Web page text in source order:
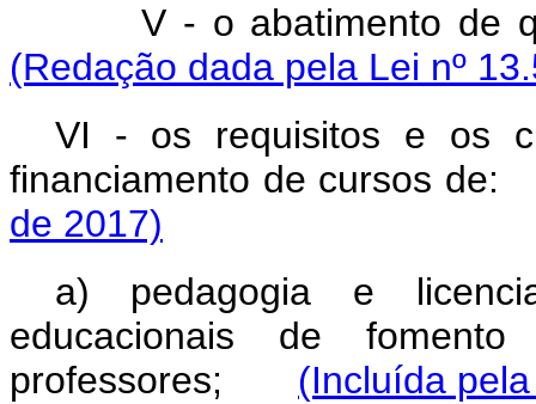
V - o abatimento de
(Redação dada pela Lei nº
VI - os requisitos e os
financiamento de cursos
de 2017)
a) pedagogia e
educacionais de
professores; (Incluída